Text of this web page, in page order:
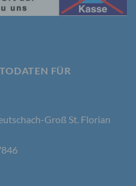
FÜR
Groß St. Florian
deren
dem für die